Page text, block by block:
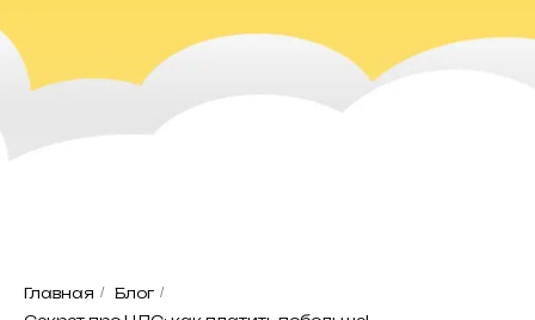
Главная / Блог /